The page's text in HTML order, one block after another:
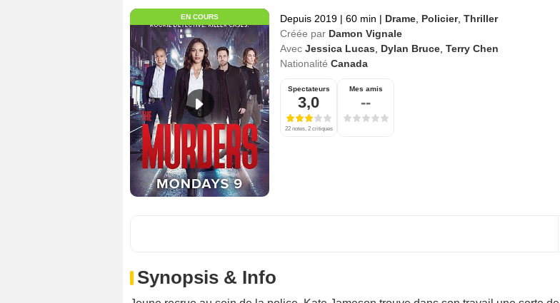
EN COURS Depuis 2019 | 60 min | Drame Policier, Thriller
Créée par Damon Vignale
Avec Jessica Lucas Dylan Bruce Terry Chen
Nationalité Canada
Spectateurs
3,0
22 notes, 2 critiques
Mes amis
--
Synopsis & Info